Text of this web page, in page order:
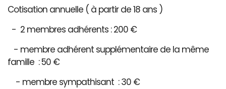
Cotisation annuelle ( à partir de 18 ans )
- 2 membres adhérents : 200 €
- membre adhérent supplémentaire de la même
famille : 50 €
- membre sympathisant : 30 €